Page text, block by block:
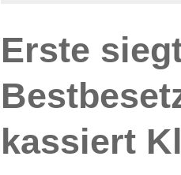
Erste
kassiert